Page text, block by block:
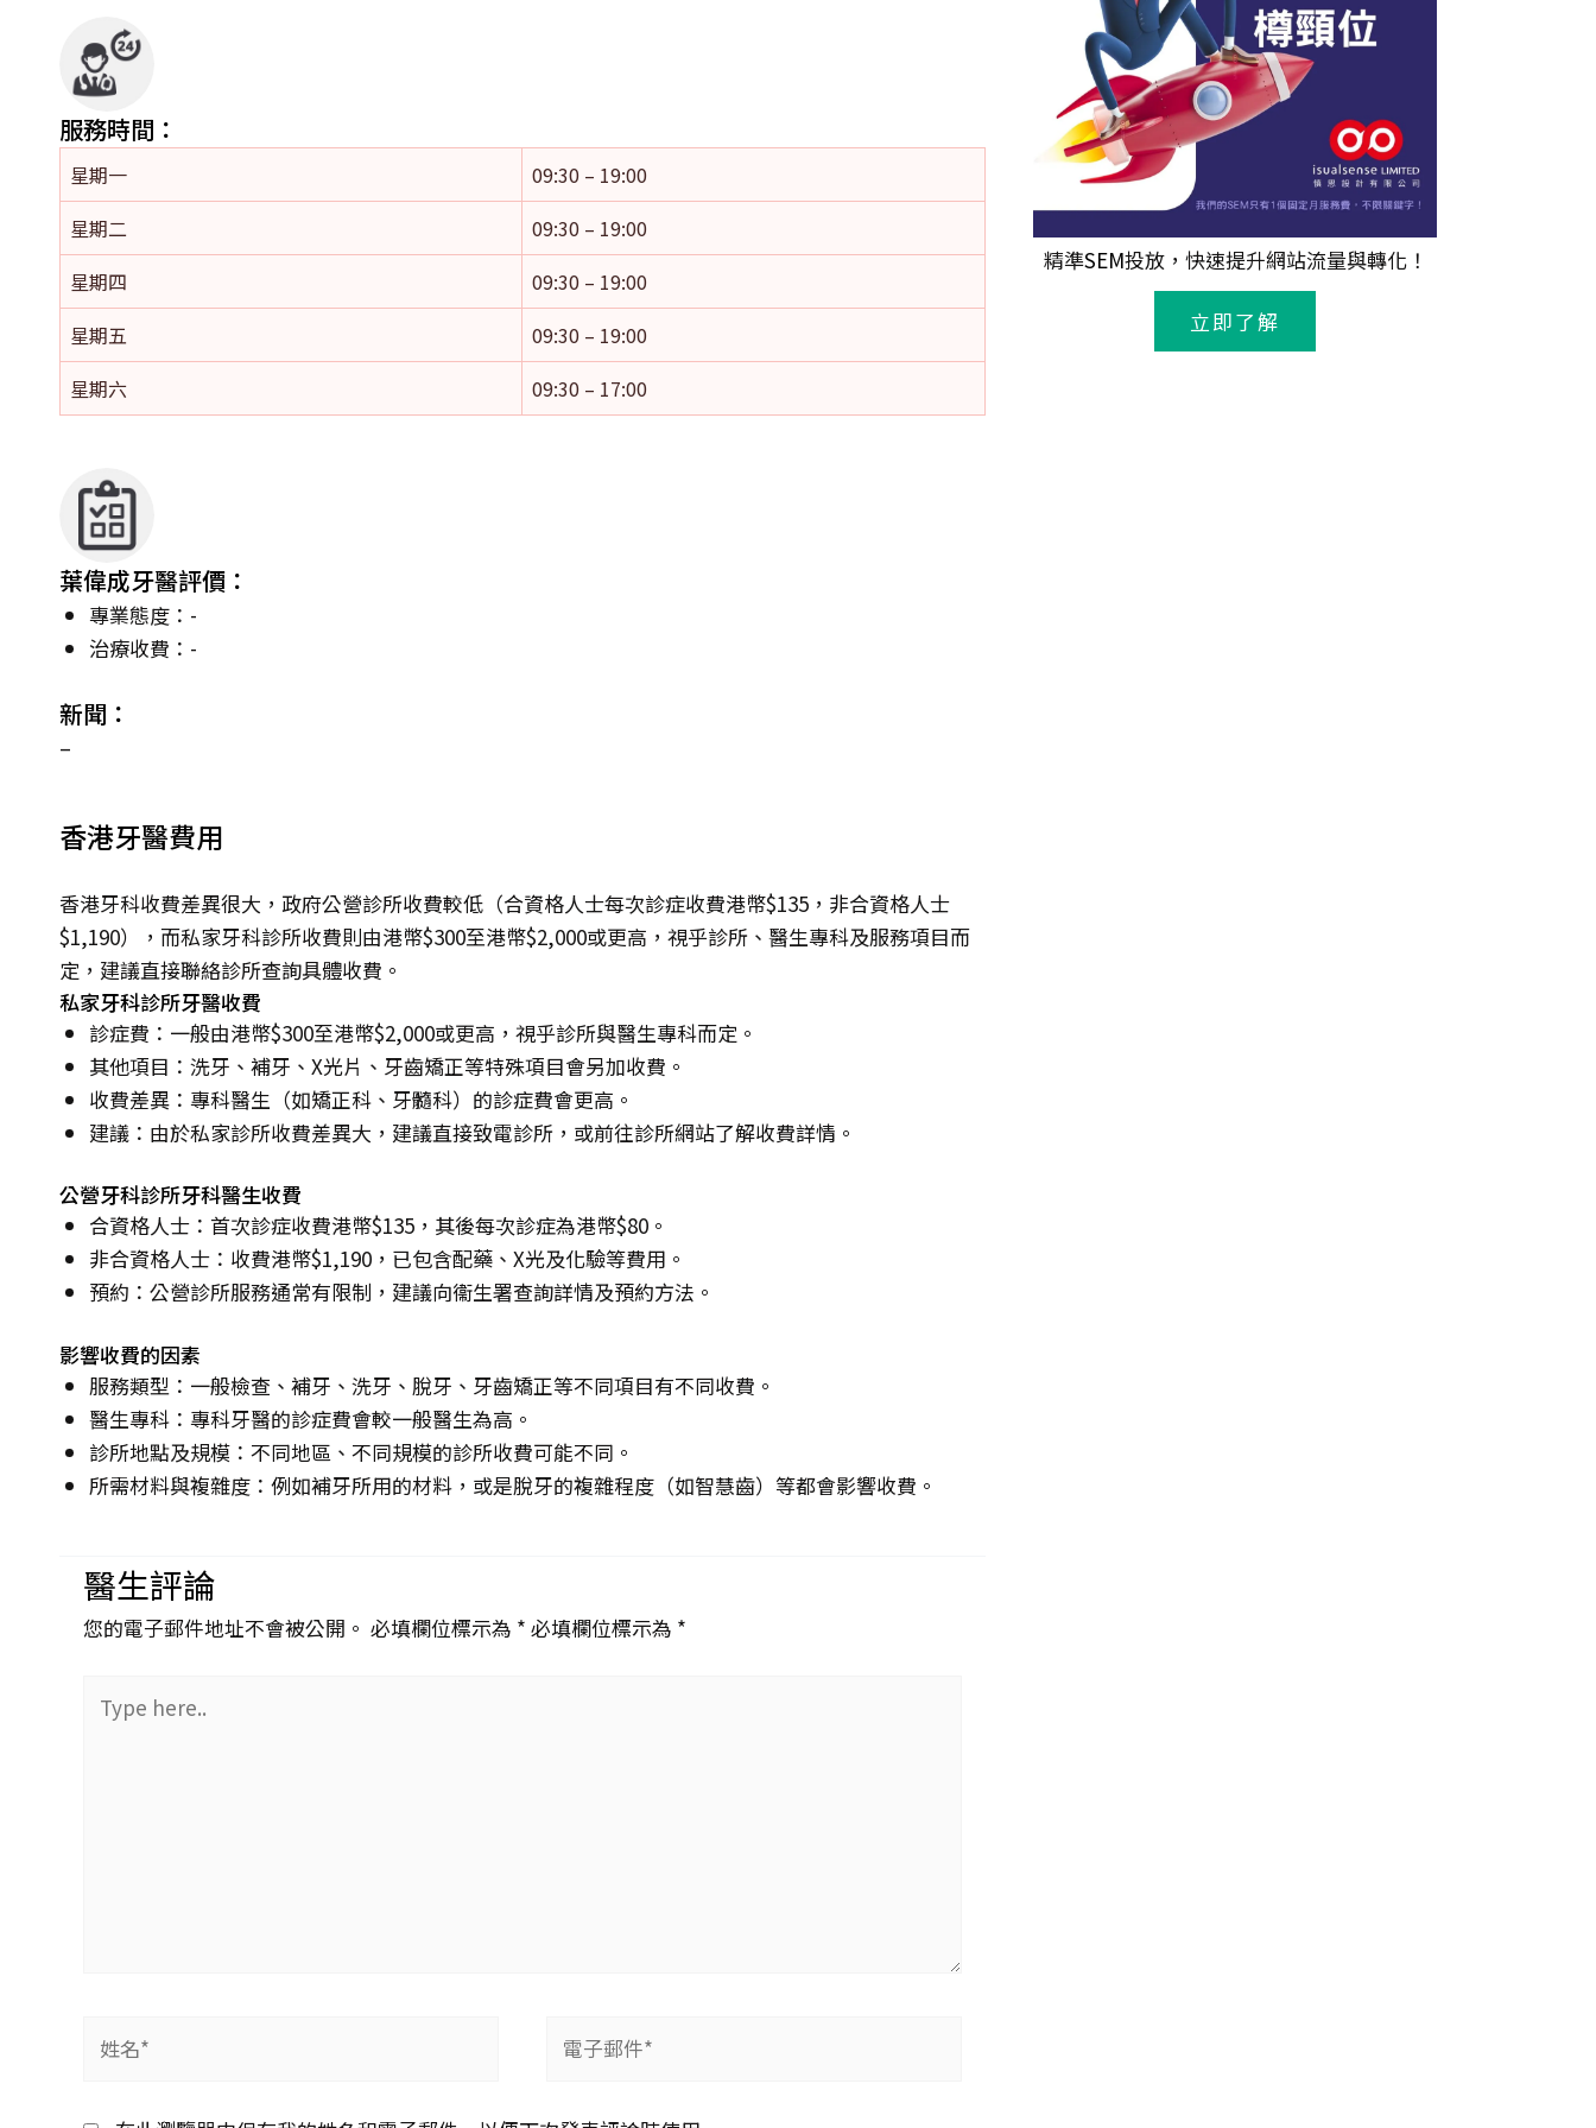
服務時間：
星期一
09:30 – 19:00
星期二
09:30 – 19:00
星期四
09:30 – 19:00
星期五
09:30 – 19:00
星期六
09:30 – 17:00
葉偉成牙醫評價：
專業態度：-
治療收費：-
新聞：
–
香港牙醫費用
香港牙科收費差異很大，政府公營診所收費較低（合資格人士每次診症收費港幣$135，非合資格人士
$1,190），而私家牙科診所收費則由港幣$300至港幣$2,000或更高，視乎診所、醫生專科及服務項目而
定，建議直接聯絡診所查詢具體收費。
私家牙科診所牙醫收費
診症費：一般由港幣$300至港幣$2,000或更高，視乎診所與醫生專科而定。
其他項目：洗牙、補牙、X光片、牙齒矯正等特殊項目會另加收費。
收費差異：專科醫生（如矯正科、牙髓科）的診症費會更高。
建議：由於私家診所收費差異大，建議直接致電診所，或前往診所網站了解收費詳情。
公營牙科診所牙科醫生收費
合資格人士：首次診症收費港幣$135，其後每次診症為港幣$80。
非合資格人士：收費港幣$1,190，已包含配藥、X光及化驗等費用。
預約：公營診所服務通常有限制，建議向衞生署查詢詳情及預約方法。
影響收費的因素
服務類型：一般檢查、補牙、洗牙、脫牙、牙齒矯正等不同項目有不同收費。
醫生專科：專科牙醫的診症費會較一般醫生為高。
診所地點及規模：不同地區、不同規模的診所收費可能不同。
所需材料與複雜度：例如補牙所用的材料，或是脫牙的複雜程度（如智慧齒）等都會影響收費。
醫生評論
您的電子郵件地址不會被公開。 必填欄位標示為 * 必填欄位標示為 *
here..
名
精準SEM投放，快速提升網站流量與轉化！
立即了解